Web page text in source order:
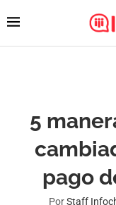
5
pago
PorStaff